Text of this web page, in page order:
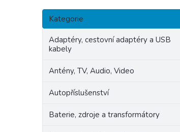
P
s
Přeskočit
kategorie
Kategorie
Adaptéry, cestovní adaptéry a USB
kabely
Antény, TV, Audio, Video
Autopříslušenství
Baterie, zdroje a transformátory